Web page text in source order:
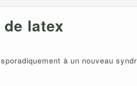
latex
à un nouveau